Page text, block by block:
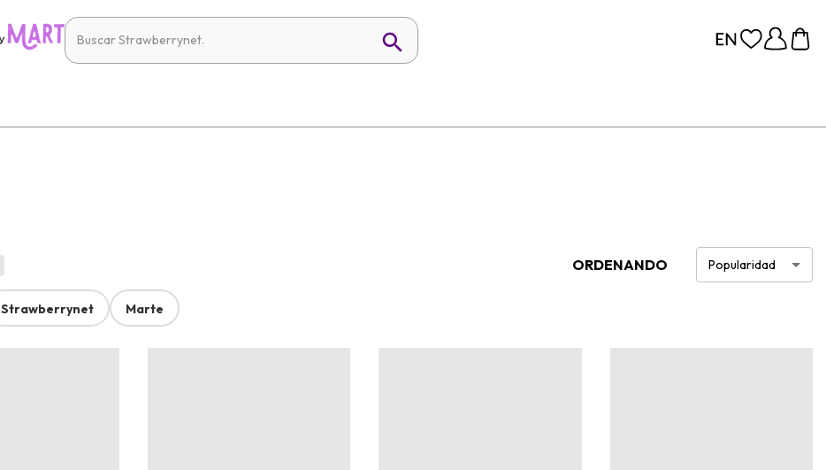
ORDENANDO Popularidad
Strawberrynet Marte